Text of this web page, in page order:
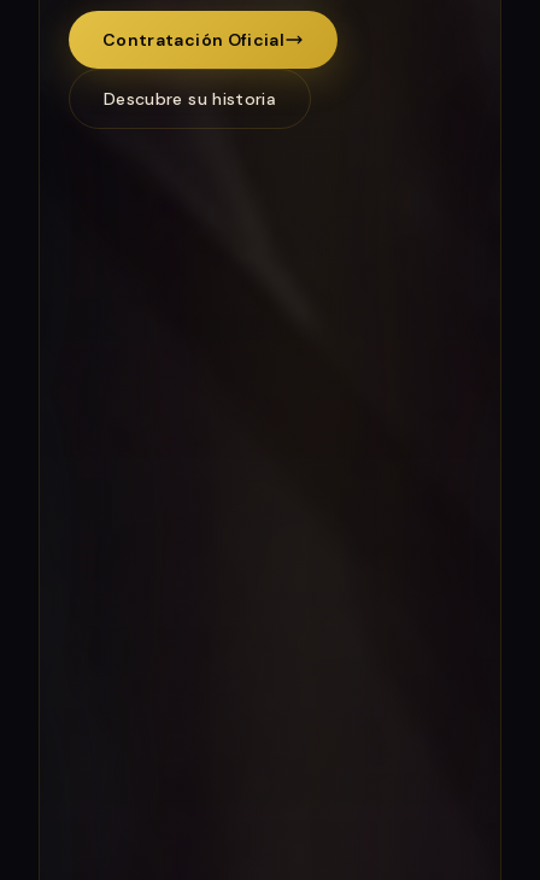
Contratación Oficial
Descubre su historia